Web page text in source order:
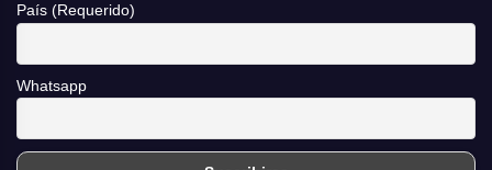
País (Requerido)
Whatsapp